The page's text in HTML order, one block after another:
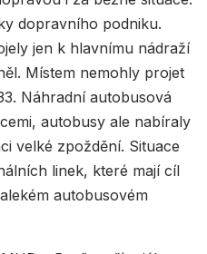
dopravního podniku.
jen k hlavnímu nádraží
Místem nemohly projet
Náhradní autobusová
autobusy ale nabíraly
velké zpoždění. Situace
linek, které mají cíl
autobusovém